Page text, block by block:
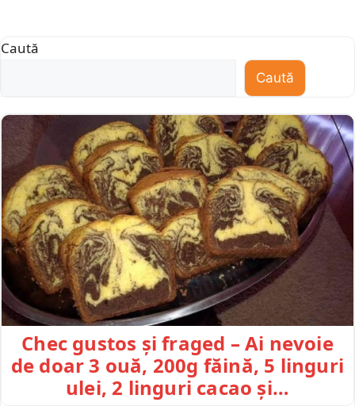
Caută
Caută
Chec gustos și fraged – Ai nevoie
de doar 3 ouă, 200g făină, 5 linguri
ulei, 2 linguri cacao și…